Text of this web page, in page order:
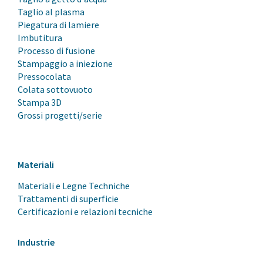
Taglio al plasma
Piegatura di lamiere
Imbutitura
Processo di fusione
Stampaggio a iniezione
Pressocolata
Colata sottovuoto
Stampa 3D
Grossi progetti/serie
Materiali
Materiali e Legne Techniche
Trattamenti di superficie
Certificazioni e relazioni tecniche
Industrie